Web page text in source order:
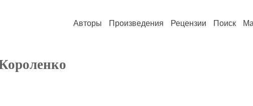
Авторы Произведения Рецензии Поиск